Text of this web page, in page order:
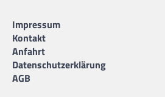
Impressum
Kontakt
Anfahrt
Datenschutzerklärung
AGB